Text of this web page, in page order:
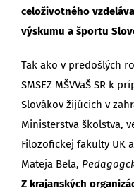
celoživotného
výskumu a športu
Tak ako v predošlých
SMSEZ MŠVVaŠ SR k
Slovákov žijúcich v
Ministerstva školstva,
Filozofickej fakulty UK a
Mateja Bela,
Z krajanských